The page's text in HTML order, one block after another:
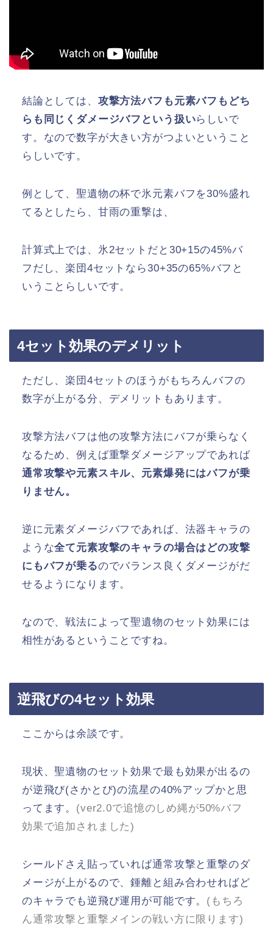
結論としては、 攻撃方法バフも元素バフもどち
らも同じくダメージバフという扱いらしいで
す。なので数字が大きい方がつよいということ
らしいです。
例として、聖遺物の杯で氷元素バフを30%盛れ
てるとしたら、甘雨の重撃は、
計算式上では、氷2セットだと30+15の45%バ
フだし、楽団4セットなら30+35の65%バフと
いうことらしいです。
4セット効果のデメリット
ただし、楽団4セットのほうがもちろんバフの
数字が上がる分、デメリットもあります。
攻撃方法バフは他の攻撃方法にバフが乗らなく
なるため、例えば重撃ダメージアップであれば
通常攻撃や元素スキル、元素爆発にはバフが乗
りません。
逆に元素ダメージバフであれば、法器キャラの
ような全て元素攻撃のキャラの場合はどの攻撃
にもバフが乗るのでバランス良くダメージがだ
せるようになります。
なので、戦法によって聖遺物のセット効果には
相性があるということですね。
逆飛びの4セット効果
ここからは余談です。
現状、聖遺物のセット効果で最も効果が出るの
が逆飛び(さかとび)の流星の40%アップかと思
ってます。 (ver2.0で追憶のしめ縄が50%バフ
効果で追加されました)
シールドさえ貼っていれば通常攻撃と重撃のダ
メージが上がるので、鍾離と組み合わせればど
のキャラでも逆飛び運用が可能です。 (もちろ
ん通常攻撃と重撃メインの戦い方に限ります)